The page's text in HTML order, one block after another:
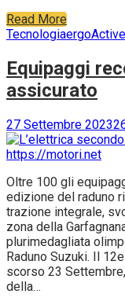
Read More
TecnologiaergoActive
Equipaggi
assicurato
27 Settembre 2023
Oltre 100 gli
edizione del raduno
trazione integrale,
zona della
plurimedagliata
Raduno Suzuki. Il
scorso 23
della…